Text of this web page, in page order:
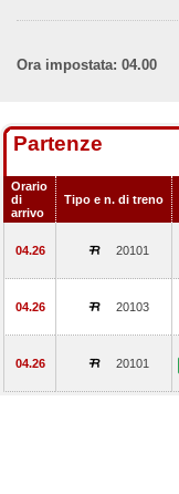
Ora impostata: 04.00
Partenze
Orario
di
arrivo
Tipo e n. di treno
04.26 20101
04.26 20103
04.26 20101